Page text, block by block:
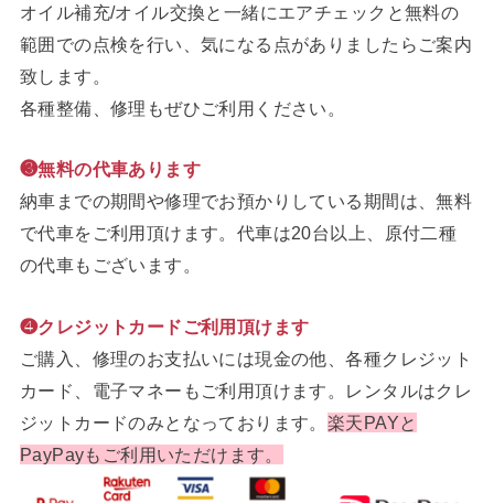
オイル補充/オイル交換と一緒にエアチェックと無料の
範囲での点検を行い、気になる点がありましたらご案内
致します。
各種整備、修理もぜひご利用ください。
❸無料の代車あります
納車までの期間や修理でお預かりしている期間は、無料
で代車をご利用頂けます。代車は20台以上、原付二種
の代車もございます。
❹クレジットカードご利用頂けます
ご購入、修理のお支払いには現金の他、各種クレジット
カード、電子マネーもご利用頂けます。レンタルはクレ
ジットカードのみとなっております。 楽天PAYと
PayPayもご利用いただけます。